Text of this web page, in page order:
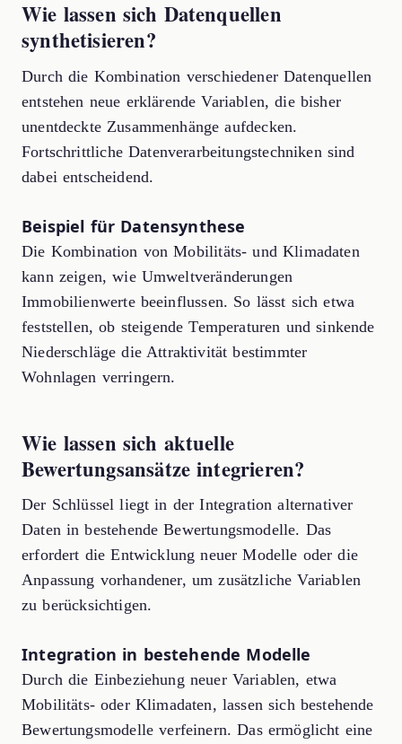
Wie lassen sich Datenquellen
synthetisieren?
Durch die Kombination verschiedener Datenquellen
entstehen neue erklärende Variablen, die bisher
unentdeckte Zusammenhänge aufdecken.
Fortschrittliche Datenverarbeitungstechniken sind
dabei entscheidend.
Beispiel für Datensynthese
Die Kombination von Mobilitäts- und Klimadaten
kann zeigen, wie Umweltveränderungen
Immobilienwerte beeinflussen. So lässt sich etwa
feststellen, ob steigende Temperaturen und sinkende
Niederschläge die Attraktivität bestimmter
Wohnlagen verringern.
Wie lassen sich aktuelle
Bewertungsansätze integrieren?
Der Schlüssel liegt in der Integration alternativer
Daten in bestehende Bewertungsmodelle. Das
erfordert die Entwicklung neuer Modelle oder die
Anpassung vorhandener, um zusätzliche Variablen
zu berücksichtigen.
Integration in bestehende Modelle
Durch die Einbeziehung neuer Variablen, etwa
Mobilitäts- oder Klimadaten, lassen sich bestehende
Bewertungsmodelle verfeinern. Das ermöglicht eine